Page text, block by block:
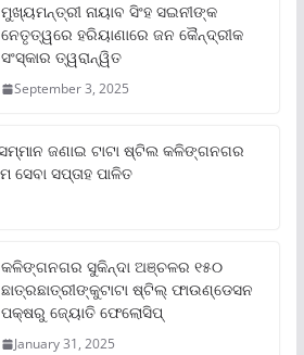
ମୁଖ୍ୟମନ୍ତ୍ରୀ ନାୟାବ ସିଂହ ସଇନୀଙ୍କ
ନେତୃତ୍ୱରେ ହରିୟାଣାରେ ଜନ କୈନ୍ଦ୍ରୀକ
ସଂସ୍କାର ତ୍ୱରାନ୍ୱିତ
September 3, 2025
ଜଣାଇ ଟାଟା ଷ୍ଟିଲ କଳିଙ୍ଗନଗର
ସପ୍ତାହ ପାଳିତ
କଳିଙ୍ଗନଗର ସୁକିନ୍ଦା ଅଞ୍ଚଳର ୧୫୦
ଛାତ୍ରଛାତ୍ରୀଙ୍କୁଟାଟା ଷ୍ଟିଲ୍ ଫାଉଣ୍ଡେସନ
ପକ୍ଷରୁ ଜ୍ୟୋତି ଫେଲୋସିପ୍‌
January 31, 2025